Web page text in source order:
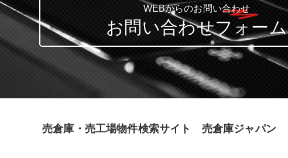
WEBからのお問い合わせ
お問い合わせフォーム
売倉庫・売工場物件検索サイト 売倉庫ジャパン